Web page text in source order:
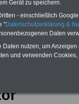
Gerät zu speichern.
- einschließlich
"Datenschutzerklärung &
Daten
Daten nutzen, um
und verwenden